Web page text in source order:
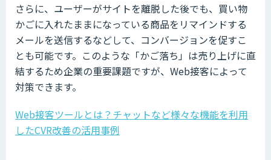
さらに、ユーザーがサイトを離脱した後でも、買い物
かごに入れたままになっている商品をリマインドする
メールを送信するなどして、コンバージョンを促すこ
とも可能です。このような「かご落ち」は売り上げに直
結するため企業の重要課題ですが、Web接客によって
対策できます。
Web接客ツールとは？チャットなど様々な機能を利用
したCVR改善の活用事例